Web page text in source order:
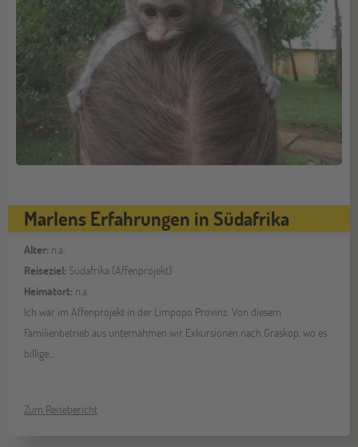
Marlens Erfahrungen in Südafrika
Alter: n.a,
Reiseziel: Südafrika (Affenprojekt)
Heimatort: n.a.
Ich war im Affenprojekt in der Limpopo Provinz. Von diesem
Familienbetrieb aus unternahmen wir Exkursionen nach Graskop, wo es
billige...
Zum Reisebericht